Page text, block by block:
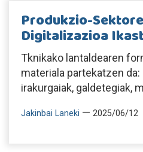
Produkzio-
Digitalizazioa
Tknikako lantaldearen
materiala partekatzen
irakurgaiak, galdetegiak,
Jakinbai Laneki — 2025/06/12